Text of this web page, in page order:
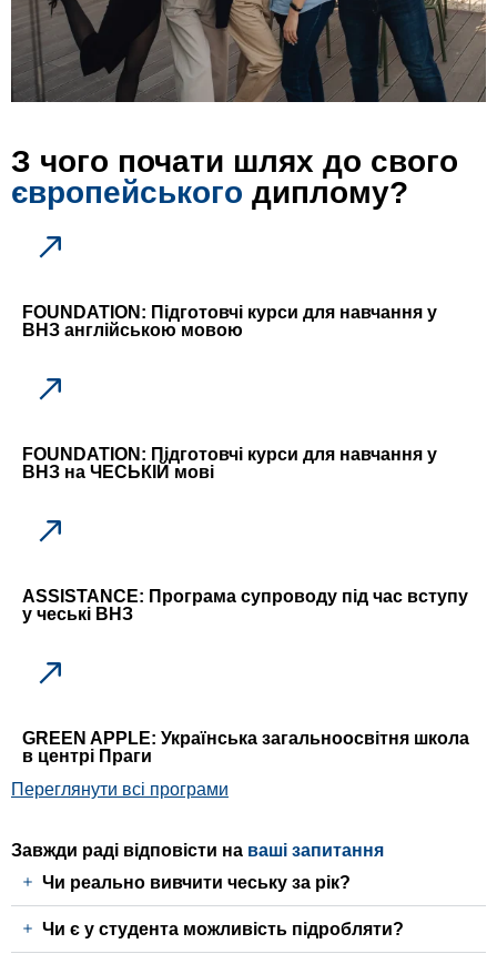
З чого почати шлях до свого
європейського диплому?
FOUNDATION : Підготовчі курси для навчання у
ВНЗ англійською мовою
FOUNDATION: Підготовчі курси для навчання у
ВНЗ на ЧЕСЬКІЙ мові
ASSISTANCE: Програма супроводу під час вступу
у чеські ВНЗ
GREEN APPLE: Українська загальноосвітня школа
в центрі Праги
Переглянути всі програми
Завжди раді відповісти на ваші запитання
Чи реально вивчити чеську за рік?
Чи є у студента можливість підробляти?